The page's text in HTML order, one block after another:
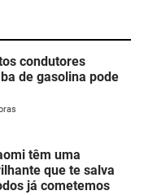
condutores
de gasolina pode
têm uma
que te salva
já cometemos